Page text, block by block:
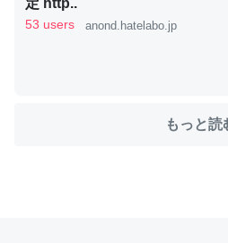
ちぼちRingも置こうかと画策中
定 http..
53 users anond.hatelabo.jp
もっと読